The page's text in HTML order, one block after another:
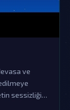
ve
sessizliği